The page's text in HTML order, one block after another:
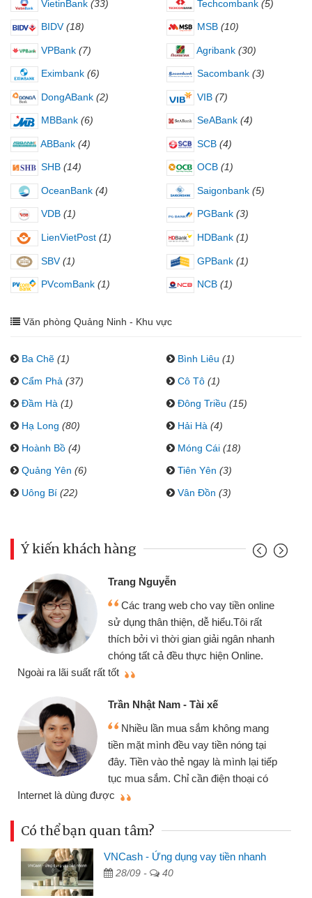
VietinBank (33) Techcombank (5)
BIDV (18) MSB (10)
VPBank (7) Agribank (30)
Eximbank (6) Sacombank (3)
DongABank (2) VIB (7)
MBBank (6) SeABank (4)
ABBank (4) SCB (4)
SHB (14) OCB (1)
OceanBank (4) Saigonbank (5)
VDB (1) PGBank (3)
LienVietPost (1) HDBank (1)
SBV (1) GPBank (1)
PVcomBank (1) NCB (1)
Văn phòng Quảng Ninh - Khu vực
Ba Chẽ (1) Bình Liêu (1)
Cẩm Phả (37) Cô Tô (1)
Đầm Hà (1) Đông Triều (15)
Hạ Long (80) Hải Hà (4)
Hoành Bồ (4) Móng Cái (18)
Quảng Yên (6) Tiên Yên (3)
Uông Bí (22) Vân Đồn (3)
Ý kiến khách hàng
trang web cho vay tiền online
thân thiện, dễ hiểu.Tôi rất
vì thời gian giải ngân nhanh
cả đều thực hiện Online.
Nam - Tài xế
lần mua sắm không mang
mình đều vay tiền nóng tại
vào thẻ ngay là mình lại tiếp
sắm. Chỉ cần điện thoại có
chiếc xe
nhiều lúc
đến website
đã giải
Có thể bạn quan tâm?
VNCash - Ứng dụng vay tiền nhanh
28/09 - 40